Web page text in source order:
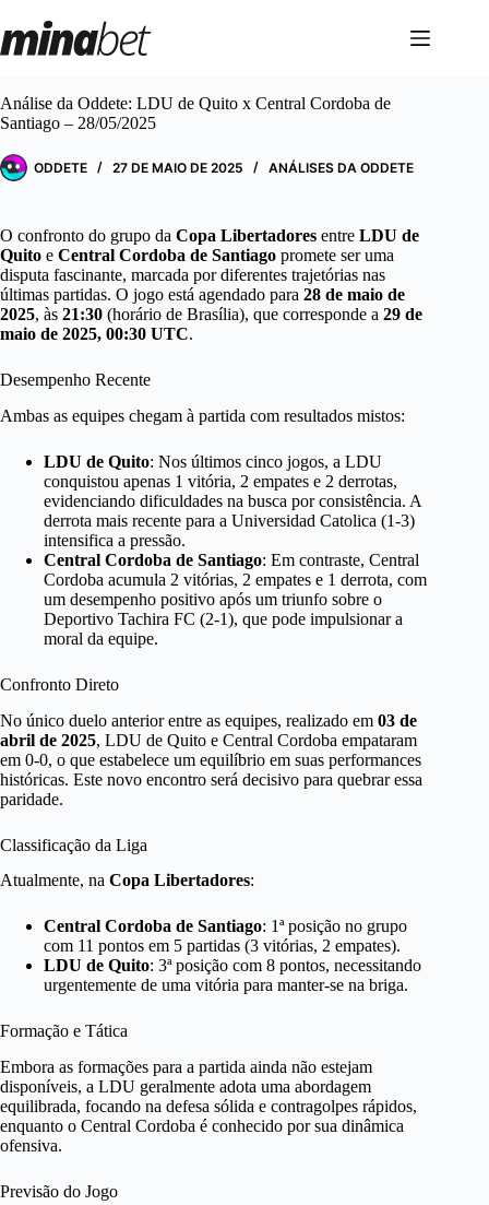
para
o
Análise da Oddete: LDU de Quito x Central Cordoba de
Santiago – 28/05/2025
ODDETE 27 DE MAIO DE 2025 ANÁLISES DA ODDETE
O confronto do grupo da Copa Libertadores entre LDU de
Quito e Central Cordoba de Santiago promete ser uma
disputa fascinante, marcada por diferentes trajetórias nas
últimas partidas. O jogo está agendado para 28 de maio de
2025, às 21:30 (horário de Brasília), que corresponde a 29 de
maio de 2025, 00:30 UTC.
Desempenho Recente
Ambas as equipes chegam à partida com resultados mistos:
LDU de Quito: Nos últimos cinco jogos, a LDU
conquistou apenas 1 vitória, 2 empates e 2 derrotas,
evidenciando dificuldades na busca por consistência. A
derrota mais recente para a Universidad Catolica (1-3)
intensifica a pressão.
Central Cordoba de Santiago: Em contraste, Central
Cordoba acumula 2 vitórias, 2 empates e 1 derrota, com
um desempenho positivo após um triunfo sobre o
Deportivo Tachira FC (2-1), que pode impulsionar a
moral da equipe.
Confronto Direto
No único duelo anterior entre as equipes, realizado em 03 de
abril de 2025, LDU de Quito e Central Cordoba empataram
em 0-0, o que estabelece um equilíbrio em suas performances
históricas. Este novo encontro será decisivo para quebrar essa
paridade.
Classificação da Liga
Atualmente, na Copa Libertadores:
Central Cordoba de Santiago: 1ª posição no grupo
com 11 pontos em 5 partidas (3 vitórias, 2 empates).
LDU de Quito: 3ª posição com 8 pontos, necessitando
urgentemente de uma vitória para manter-se na briga.
Formação e Tática
Embora as formações para a partida ainda não estejam
disponíveis, a LDU geralmente adota uma abordagem
equilibrada, focando na defesa sólida e contragolpes rápidos,
enquanto o Central Cordoba é conhecido por sua dinâmica
ofensiva.
Previsão do Jogo